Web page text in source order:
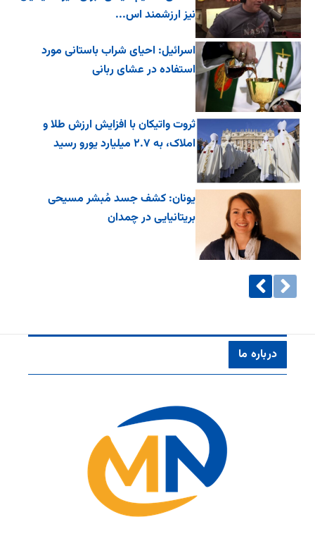
نیز ارزشمند اس...
اسرائیل: احیای شراب باستانی مورد
استفاده در عشای ربانی
ثروت واتیکان با افزایش ارزش طلا و
املاک، به ۲.۷ میلیارد یورو رسید
یونان: کشف جسد مُبشر مسیحی
بریتانیایی در چمدان
درباره ما